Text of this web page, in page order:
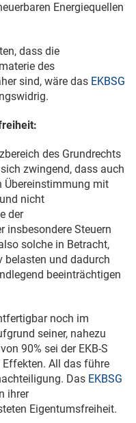
Energiequellen
dass die
des
sind, wäre das EKBSG
des Grundrechts
zwingend, dass auch
Übereinstimmung mit
nicht
der
insbesondere Steuern
solche in Betracht,
belasten und dadurch
beeinträchtigen
noch im
seiner, nahezu
90% sei der EKB-S
All das führe
Das EKBSG
ihrer
Eigentumsfreiheit.